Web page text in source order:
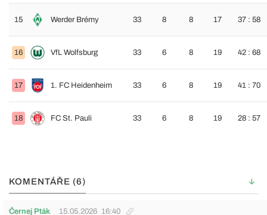
15 Werder Brémy 33 8 8 17 37 : 58
16 VfL Wolfsburg 33 6 8 19 42 : 68
17 1. FC Heidenheim 33 6 8 19 41 : 70
18 FC St. Pauli 33 6 8 19 28 : 57
KOMENTÁŘE (6)
Černej Pták 15.05.2026 16:40